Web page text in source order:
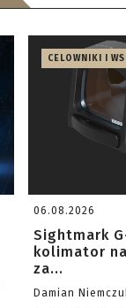
CELOWNIKI I
06.08.2026
Sightmark
kolimator
za...
Damian